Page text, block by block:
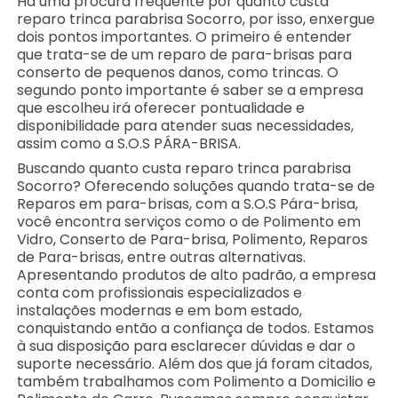
reparo trinca parabrisa Socorro, por isso, enxergue
dois pontos importantes. O primeiro é entender
que trata-se de um reparo de para-brisas para
conserto de pequenos danos, como trincas. O
segundo ponto importante é saber se a empresa
que escolheu irá oferecer pontualidade e
disponibilidade para atender suas necessidades,
assim como a S.O.S PÁRA-BRISA.
Buscando quanto custa reparo trinca parabrisa
Socorro? Oferecendo soluções quando trata-se de
Reparos em para-brisas, com a S.O.S Pára-brisa,
você encontra serviços como o de Polimento em
Vidro, Conserto de Para-brisa, Polimento, Reparos
de Para-brisas, entre outras alternativas.
Apresentando produtos de alto padrão, a empresa
conta com profissionais especializados e
instalações modernas e em bom estado,
conquistando então a confiança de todos. Estamos
à sua disposição para esclarecer dúvidas e dar o
suporte necessário. Além dos que já foram citados,
também trabalhamos com Polimento a Domicilio e